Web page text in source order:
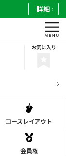
詳細
お気に入り
コースレイアウト
会員権